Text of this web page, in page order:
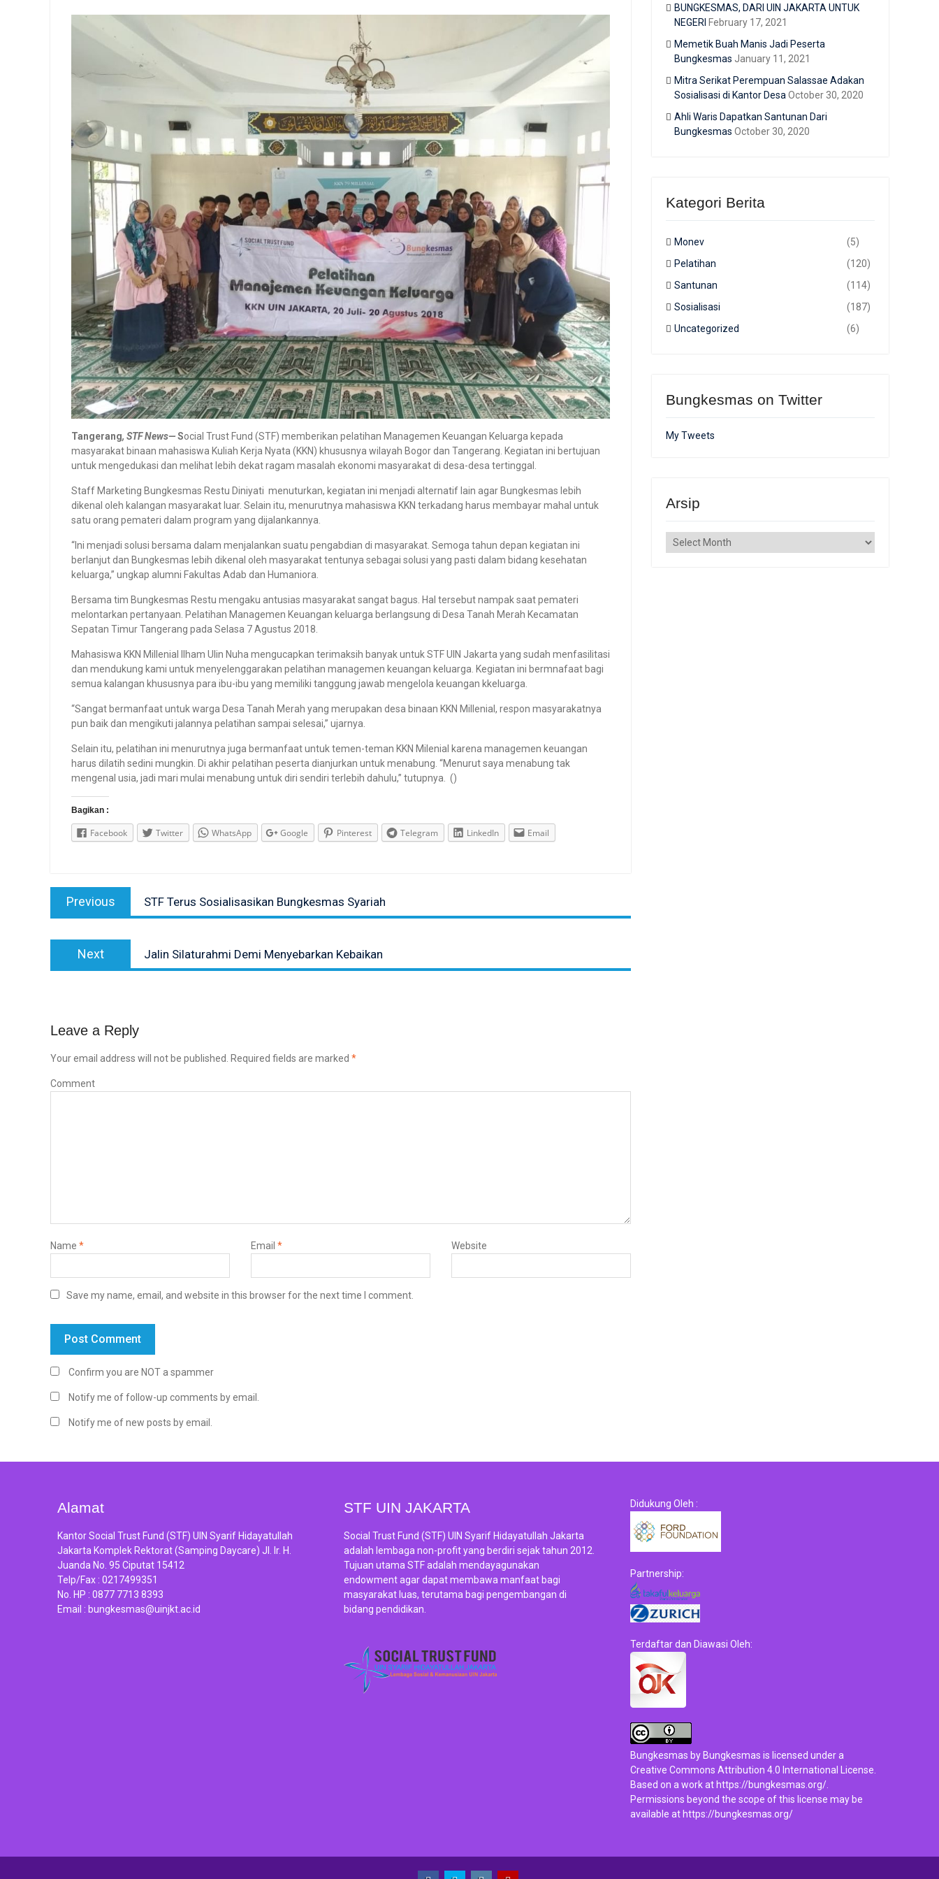
Tangerang, STF News—Social Trust Fund (STF) memberikan pelatihan Managemen Keuangan Keluarga kepada
masyarakat binaan mahasiswa Kuliah Kerja Nyata (KKN) khususnya wilayah Bogor dan Tangerang. Kegiatan ini bertujuan
untuk mengedukasi dan melihat lebih dekat ragam masalah ekonomi masyarakat di desa-desa tertinggal.
Staff Marketing Bungkesmas Restu Diniyati menuturkan, kegiatan ini menjadi alternatif lain agar Bungkesmas lebih
dikenal oleh kalangan masyarakat luar. Selain itu, menurutnya mahasiswa KKN terkadang harus membayar mahal untuk
satu orang pemateri dalam program yang dijalankannya.
“Ini menjadi solusi bersama dalam menjalankan suatu pengabdian di masyarakat. Semoga tahun depan kegiatan ini
berlanjut dan Bungkesmas lebih dikenal oleh masyarakat tentunya sebagai solusi yang pasti dalam bidang kesehatan
keluarga,” ungkap alumni Fakultas Adab dan Humaniora.
Bersama tim Bungkesmas Restu mengaku antusias masyarakat sangat bagus. Hal tersebut nampak saat pemateri
melontarkan pertanyaan. Pelatihan Managemen Keuangan keluarga berlangsung di Desa Tanah Merah Kecamatan
Sepatan Timur Tangerang pada Selasa 7 Agustus 2018.
Mahasiswa KKN Millenial Ilham Ulin Nuha mengucapkan terimaksih banyak untuk STF UIN Jakarta yang sudah menfasilitasi
dan mendukung kami untuk menyelenggarakan pelatihan managemen keuangan keluarga. Kegiatan ini bermnafaat bagi
semua kalangan khususnya para ibu-ibu yang memiliki tanggung jawab mengelola keuangan kkeluarga.
“Sangat bermanfaat untuk warga Desa Tanah Merah yang merupakan desa binaan KKN Millenial, respon masyarakatnya
pun baik dan mengikuti jalannya pelatihan sampai selesai,” ujarnya.
Selain itu, pelatihan ini menurutnya juga bermanfaat untuk temen-teman KKN Milenial karena managemen keuangan
harus dilatih sedini mungkin. Di akhir pelatihan peserta dianjurkan untuk menabung. “Menurut saya menabung tak
mengenal usia, jadi mari mulai menabung untuk diri sendiri terlebih dahulu,” tutupnya. ()
Bagikan :
Facebook Twitter WhatsApp Google Pinterest Telegram LinkedIn Email
Post
navigation
Previous
Previous
post:
STF Terus Sosialisasikan Bungkesmas Syariah
Next
Next
post:
Jalin Silaturahmi Demi Menyebarkan Kebaikan
Leave a Reply
Your email address will not be published. Required fields are marked *
Comment
Name * Email * Website
Save my name, email, and website in this browser for the next time I comment.
Confirm you are NOT a spammer
Notify me of follow-up comments by email.
Notify me of new posts by email.
BUNGKESMAS, DARI UIN JAKARTA UNTUK
NEGERI February 17, 2021
Memetik Buah Manis Jadi Peserta
Bungkesmas January 11, 2021
Mitra Serikat Perempuan Salassae Adakan
Sosialisasi di Kantor Desa October 30, 2020
Ahli Waris Dapatkan Santunan Dari
Bungkesmas October 30, 2020
Kategori Berita
Monev
(5)
Pelatihan
(120)
Santunan
(114)
Sosialisasi
(187)
Uncategorized
(6)
Bungkesmas on Twitter
My Tweets
Arsip
Arsip
Alamat
Kantor Social Trust Fund (STF) UIN Syarif Hidayatullah
Jakarta Komplek Rektorat (Samping Daycare) Jl. Ir. H.
Juanda No. 95 Ciputat 15412
Telp/Fax : 0217499351
No. HP : 0877 7713 8393
Email : bungkesmas@uinjkt.ac.id
STF UIN JAKARTA
Social Trust Fund (STF) UIN Syarif Hidayatullah Jakarta
adalah lembaga non-profit yang berdiri sejak tahun 2012.
Tujuan utama STF adalah mendayagunakan
endowment agar dapat membawa manfaat bagi
masyarakat luas, terutama bagi pengembangan di
bidang pendidikan.
Didukung Oleh :
Partnership:
Terdaftar dan Diawasi Oleh:
Bungkesmas by Bungkesmas is licensed under a
Creative Commons Attribution 4.0 International License.
Based on a work at https://bungkesmas.org/.
Permissions beyond the scope of this license may be
available at https://bungkesmas.org/